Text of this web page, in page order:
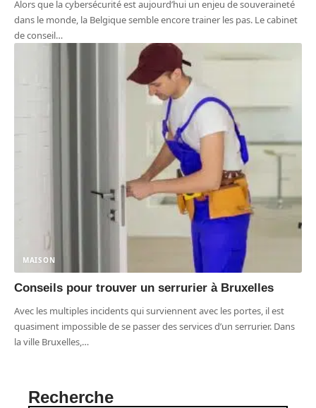
Alors que la cybersécurité est aujourd’hui un enjeu de souveraineté
dans le monde, la Belgique semble encore trainer les pas. Le cabinet
de conseil…
MAISON
Conseils pour trouver un serrurier à Bruxelles
Avec les multiples incidents qui surviennent avec les portes, il est
quasiment impossible de se passer des services d’un serrurier. Dans
la ville Bruxelles,…
Recherche